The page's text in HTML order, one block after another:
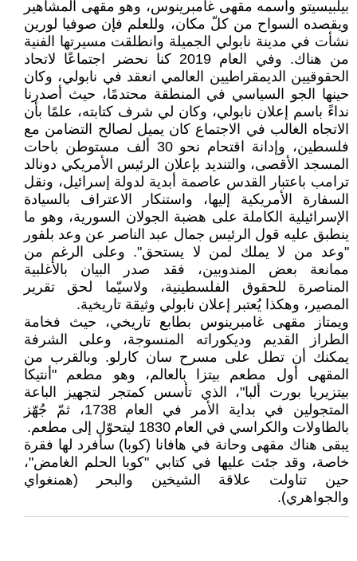
بيلبيسيتو واسمه مقهى غامبرينوس، وهو مقهى المشاهير
ويقصده السواح من كلّ مكان، وللعلم فإن صوفيا لورين
نشأت في مدينة نابولي الجميلة وانطلقت مسيرتها الفنية
من هناك. وفي العام 2019 كنا نحضر اجتماعًا لاتحاد
الحقوقيين الديمقراطيين العالمي انعقد في نابولي، وكان
حينها الجو السياسي في المنطقة محتدمًا، حيث أصدرنا
نداءً باسم إعلان نابولي، وكان لي شرف كتابته، علمًا بأن
الاتجاه الغالب في الاجتماع كان يميل لصالح التضامن مع
فلسطين، وإدانة اقتحام نحو 30 ألف مستوطن باحات
المسجد الأقصى، والتنديد بإعلان الرئيس الأمريكي دونالد
ترامب باعتبار القدس عاصمة أبدية لدولة إسرائيل، ونقل
السفارة الأمريكية إليها، واستنكار الاعتراف بالسيادة
الإسرائيلية الكاملة على هضبة الجولان السورية، وهو ما
ينطبق عليه قول الرئيس جمال عبد الناصر عن وعد بلفور
"وعد من لا يملك لمن لا يستحق". وعلى الرغم من
ممانعة بعض المندوبين، فقد صدر البيان بالأغلبية
المناصرة للحقوق الفلسطينية، ولاسيّما لحق تقرير
المصير، وهكذا يُعتبر إعلان نابولي وثيقة تاريخية.
ويمتاز مقهى غامبرينوس بطابع تاريخي، حيث فخامة
الطراز القديم وديكوراته المنسوجة، وعلى الشرفة
يمكنك أن تطل على مسرح سان كارلو. وبالقرب من
المقهى أول مطعم بيتزا بالعالم، وهو مطعم "أنتيكا
بيتزيريا بورت ألبا"، الذي تأسس كمتجر لتجهيز الباعة
المتجولين في بداية الأمر في العام 1738، ثمّ جُهّز
بالطاولات والكراسي في العام 1830 ليتحوّل إلى مطعم.
يبقى هناك مقهى وحانة في هافانا (كوبا) سأفرد لها فقرة
خاصة، وقد جئت عليها في كتابي "كوبا الحلم الغامض"،
حين تناولت علاقة الشيخين والبحر (همنغواي
والجواهري).